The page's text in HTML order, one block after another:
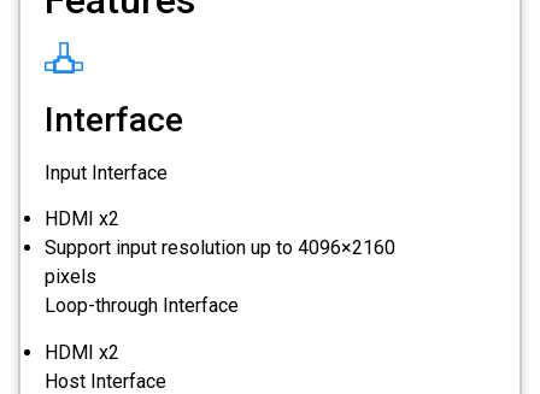
Interface
Input Interface
HDMI x2
Support input resolution up to 4096×2160
pixels
Loop-through Interface
HDMI x2
Host Interface